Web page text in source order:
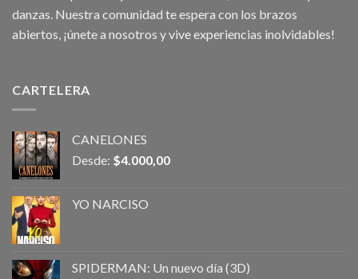
danzas. Nuestra comunidad te espera con los brazos
abiertos, ¡únete a nosotros y vive experiencias inolvidables!
CARTELERA
CANELONES
Desde: $4.000,00
YO NARCISO
SPIDERMAN: Un nuevo día (3D)